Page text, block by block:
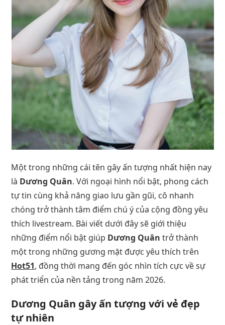
Một trong những cái tên gây ấn tượng nhất hiện nay
là Dương Quân. Với ngoại hình nổi bật, phong cách
tự tin cùng khả năng giao lưu gần gũi, cô nhanh
chóng trở thành tâm điểm chú ý của cộng đồng yêu
thích livestream. Bài viết dưới đây sẽ giới thiệu
những điểm nổi bật giúp Dương Quân trở thành
một trong những gương mặt được yêu thích trên
Hot51, đồng thời mang đến góc nhìn tích cực về sự
phát triển của nền tảng trong năm 2026.
Dương Quân gây ấn tượng với vẻ đẹp
tự nhiên